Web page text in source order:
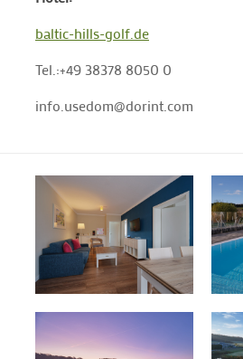
baltic-hills-golf.de
Tel.:+49 38378 8050 0
info.usedom@dorint.com